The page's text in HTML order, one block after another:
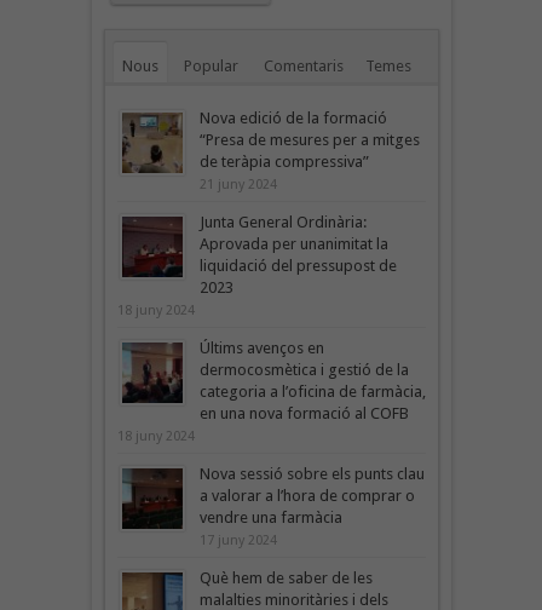
Nous Popular Comentaris Temes
Nova edició de la formació
“Presa de mesures per a mitges
de teràpia compressiva”
21 juny 2024
Junta General Ordinària:
Aprovada per unanimitat la
liquidació del pressupost de
2023
18 juny 2024
Últims avenços en
dermocosmètica i gestió de la
categoria a l’oficina de farmàcia,
en una nova formació al COFB
18 juny 2024
Nova sessió sobre els punts clau
a valorar a l’hora de comprar o
vendre una farmàcia
17 juny 2024
Què hem de saber de les
malalties minoritàries i dels